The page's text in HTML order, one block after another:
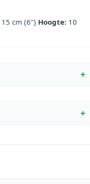
15 cm (6") Hoogte: 10
+
+